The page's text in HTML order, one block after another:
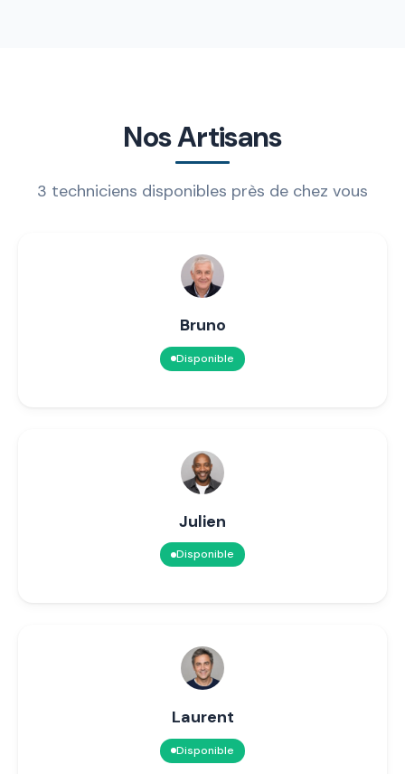
Nos Artisans
3 techniciens disponibles près de chez vous
Bruno
Disponible
Julien
Disponible
Laurent
Disponible